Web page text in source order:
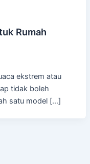
Rumah
ekstrem atau
tidak boleh
satu model […]